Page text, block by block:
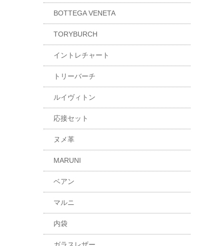
BOTTEGA VENETA
TORYBURCH
イントレチャート
トリーバーチ
ルイヴィトン
応接セット
ヌメ革
MARUNI
ベアン
マルニ
内袋